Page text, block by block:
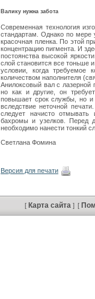
Валику нужна забота
Современная технология
стандартам. Однако по мере
красочная пленка. По этой
концентрацию пигмента. И
постоянства высокой
слой становится все тоньше
условии, когда требуемое
количеством наполнителя
Анилоксовый вал с лазерной
но как и другие, он
повышает срок службы, но и
вследствие неточной
следует начисто
бахромы и узелков. Перед
необходимо нанести тонкий
Светлана Фомина
Версия для печати
[ Карта сайта ] [